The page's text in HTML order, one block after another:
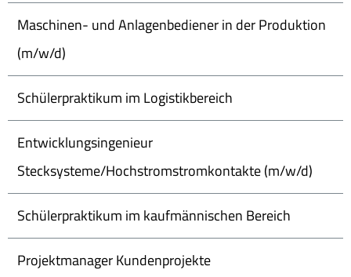
Maschinen- und Anlagenbediener in der Produktion
(m/w/d)
Schülerpraktikum im Logistikbereich
Entwicklungsingenieur
Stecksysteme/Hochstromstromkontakte (m/w/d)
Schülerpraktikum im kaufmännischen Bereich
Projektmanager Kundenprojekte